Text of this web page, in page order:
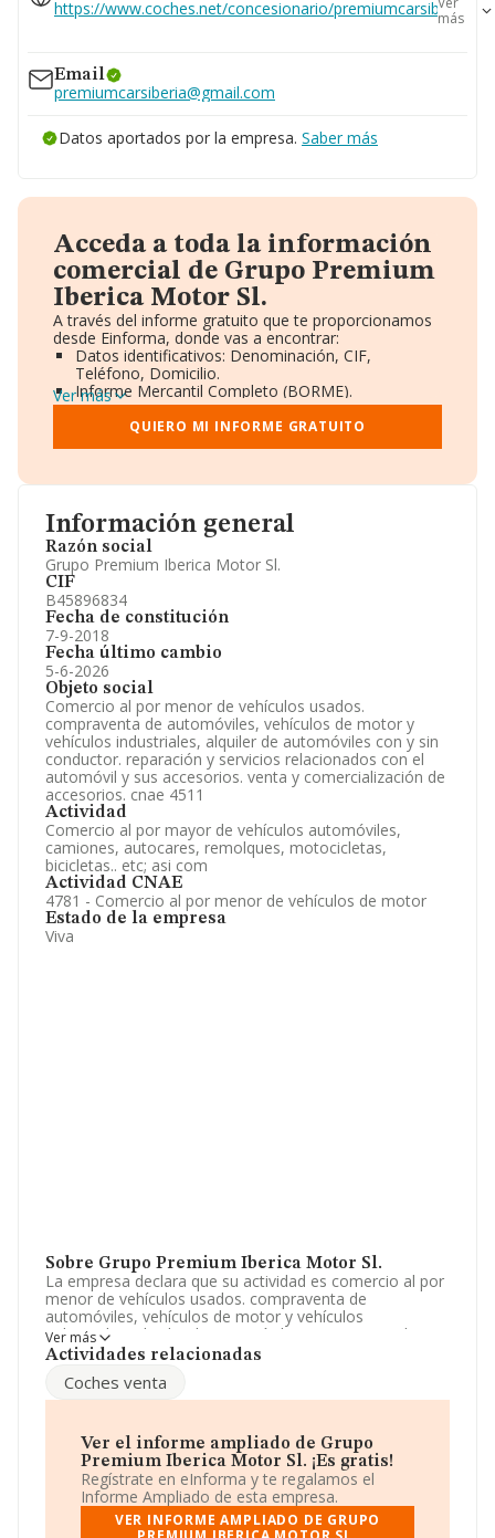
Información general
Razón social
Grupo Premium Iberica Motor Sl.
CIF
B45896834
Fecha de constitución
7-9-2018
Fecha último cambio
5-6-2026
Objeto social
Comercio al por menor de vehículos usados.
compraventa de automóviles, vehículos de motor y
vehículos industriales, alquiler de automóviles con y sin
conductor. reparación y servicios relacionados con el
automóvil y sus accesorios. venta y comercialización de
accesorios. cnae 4511
Actividad
Comercio al por mayor de vehículos automóviles,
camiones, autocares, remolques, motocicletas,
bicicletas.. etc; asi com
Actividad CNAE
4781 - Comercio al por menor de vehículos de motor
Estado de la empresa
Viva
Sobre Grupo Premium Iberica Motor Sl.
La empresa declara que su actividad es comercio al por
menor de vehículos usados. compraventa de
automóviles, vehículos de motor y vehículos
industriales, alquiler de automóviles con y sin conductor.
reparación y servicios relacionados con el automóvil y
cnae 4511. La sociedad está inscrita en el Registro
Mercantil como Sociedad Limitada. Clasifica su actividad
alimenticios, bebidas y tabaco en puestos de venta y en
mercadillos', código 4781. No realiza actividad de
importación y/o exportación.
El número de empleados ha crecido y atendiendo a los
datos disponibles en INFORMA, ese número ha estado
Ver más
Actividades relacionadas
Coches venta
Ver el informe ampliado de Grupo
Premium Iberica Motor Sl. ¡Es gratis!
Regístrate en eInforma y te regalamos el
Informe Ampliado de esta empresa.
VER INFORME AMPLIADO DE GRUPO
https://www.coches.net/concesionario/
más
Email
premiumcarsiberia@gmail.com
Datos aportados por la empresa. Saber más
Acceda a toda la información
comercial de Grupo Premium
Iberica Motor Sl.
A través del informe gratuito que te proporcionamos
desde Einforma, donde vas a encontrar:
Datos identificativos: Denominación, CIF,
Teléfono, Domicilio.
Informe Mercantil Completo (BORME).
Gráficos de Evolución Ventas y Empleados.
Consejo de Administración y Administradores.
Directivos y Ejecutivos.
Información oficial y registral complementaria.
Ver más
QUIERO MI INFORME GRATUITO